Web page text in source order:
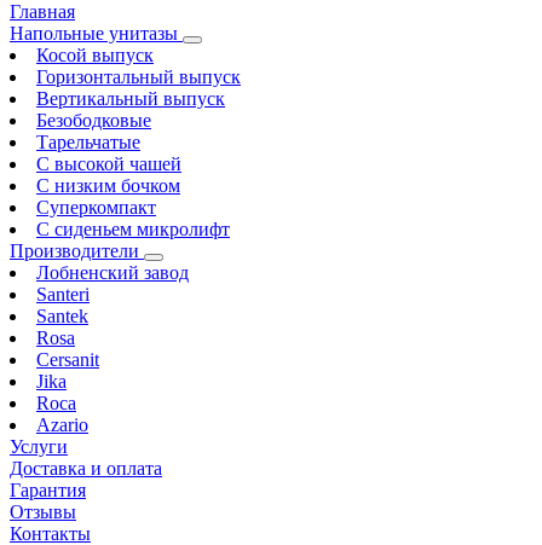
Главная
Напольные унитазы
Косой выпуск
Горизонтальный выпуск
Вертикальный выпуск
Безободковые
Тарельчатые
С высокой чашей
С низким бочком
Суперкомпакт
С сиденьем микролифт
Производители
Лобненский завод
Santeri
Santek
Rosa
Cersanit
Jika
Roca
Azario
Услуги
Доставка и оплата
Гарантия
Отзывы
Контакты